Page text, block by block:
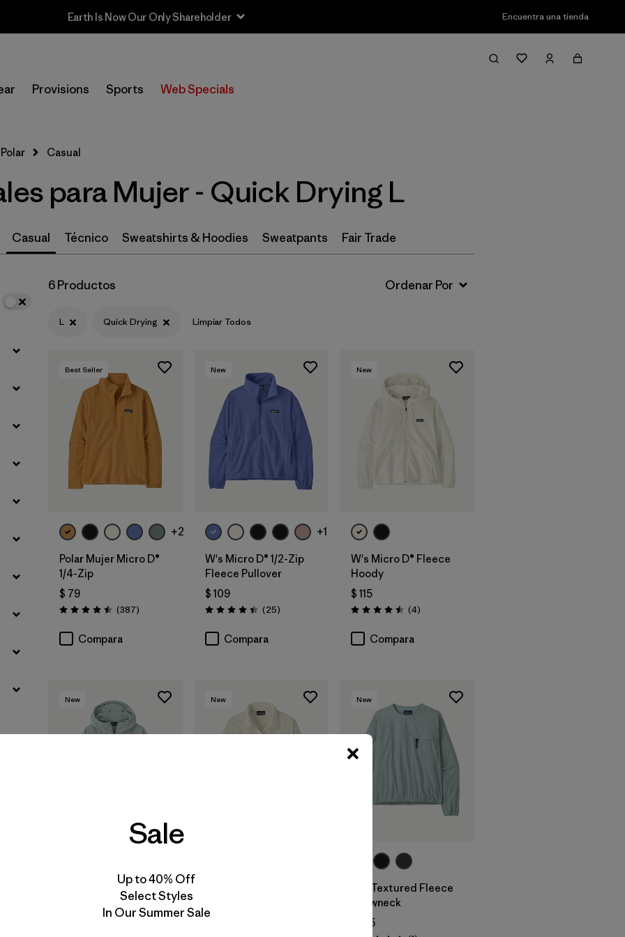
Earth Is Now Our Only Shareholder Encuentra una tienda
Provisions Sports Web Specials
Filter & Sort
Selecciona una tienda
Filtrar por
Price
Filtrar por
Size
Filtrar por
Fit
Filtrar por
Features
Filtrar por
Materials & Fabric
Filtrar por
Silhouette
Filtrar por
Sport
Filtrar por
Product Family
Polar Casual
para Mujer - Quick Drying L
Casual Técnico Sweatshirts & Hoodies Sweatpants Fair Trade
6 Productos
L Quick Drying Limpiar Todos
Best Seller
+2
Polar Mujer Micro D®
1/4-Zip
$ 79
Valoración: 4.5 / 5
(387Comentarios
)
Compara
New
+1
W's Micro D® 1/2-Zip
Fleece Pullover
$ 109
Valoración: 4.4 / 5
(25Comentarios
)
Compara
New
W's Micro D® Fleece
Hoody
$ 115
Valoración: 4.5 / 5
(4Comentarios
)
Compara
New
W's Textured Fleece
New New
W's Textured Fleece
Crewneck
$ 135
Sale
Up to 40% Off
Select Styles
In Our Summer Sale